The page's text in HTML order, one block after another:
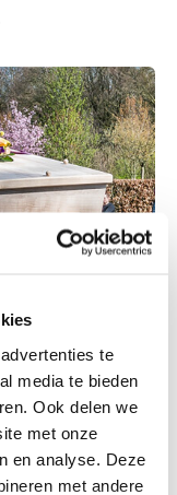
te
media te bieden
Ook delen we
met onze
en analyse. Deze
met andere